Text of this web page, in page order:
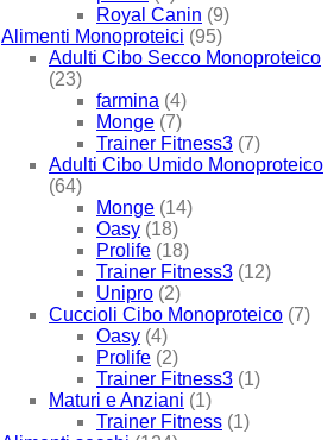
Royal Canin (9)
Alimenti Monoproteici (95)
Adulti Cibo Secco Monoproteico
(23)
farmina (4)
Monge (7)
Trainer Fitness3 (7)
Adulti Cibo Umido Monoproteico
(64)
Monge (14)
Oasy (18)
Prolife (18)
Trainer Fitness3 (12)
Unipro (2)
Cuccioli Cibo Monoproteico (7)
Oasy (4)
Prolife (2)
Trainer Fitness3 (1)
Maturi e Anziani (1)
Trainer Fitness (1)